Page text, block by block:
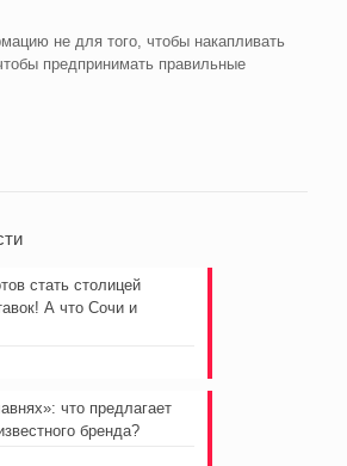
не для того, чтобы накапливать
предпринимать правильные
стать столицей
А что Сочи и
что предлагает
бренда?